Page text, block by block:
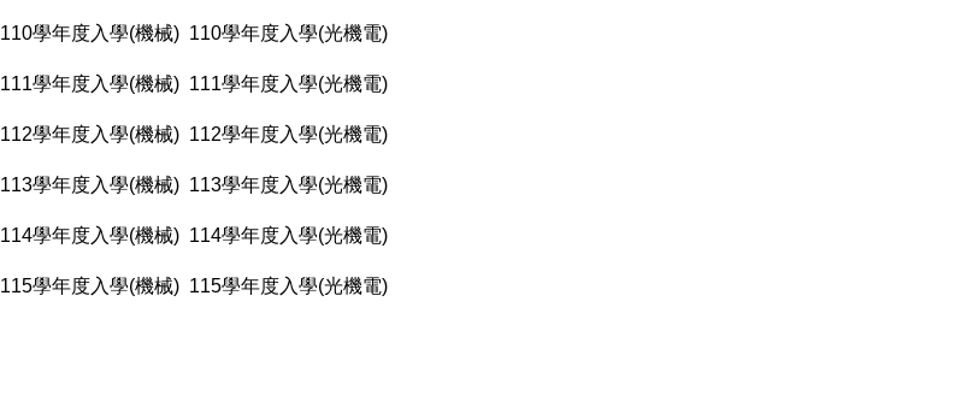
110學年度入學(機械) 110學年度入學(光機電)
111學年度入學(機械) 111學年度入學(光機電)
112學年度入學(機械) 112學年度入學(光機電)
113學年度入學(機械) 113學年度入學(光機電)
114學年度入學(機械) 114學年度入學(光機電)
115學年度入學(機械) 115學年度入學(光機電)